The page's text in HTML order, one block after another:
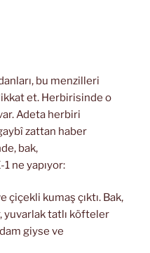
bu menzilleri
et. Herbirisinde o
Adeta herbiri
zattan haber
bak,
ne yapıyor:
çiçekli kumaş çıktı. Bak,
yuvarlak tatlı köfteler
giyse ve